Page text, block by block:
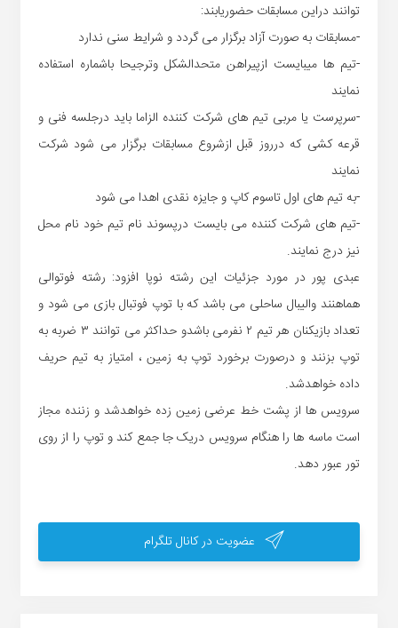
توانند دراین مسابقات حضوریابند:
-مسابقات به صورت آزاد برگزار می گردد و شرایط سنی ندارد
-تیم ها میبایست ازپیراهن متحدالشکل وترجیحا باشماره استفاده
نمایند
-سرپرست یا مربی تیم های شرکت کننده الزاما باید درجلسه فنی و
قرعه کشی که درروز قبل ازشروع مسابقات برگزار می شود شرکت
نمایند
-به تیم های اول تاسوم کاپ و جایزه نقدی اهدا می شود
-تیم های شرکت کننده می بایست درپسوند نام تیم خود نام محل
نیز درج نمایند.
عبدی پور در مورد جزئیات این رشته نوپا افزود: رشته فوتوالی
هماهنند والیبال ساحلی می باشد که با توپ فوتبال بازی می شود و
تعداد بازیکنان هر تیم ۲ نفرمی باشدو حداکثر می توانند ۳ ضربه به
توپ بزنند و درصورت برخورد توپ به زمین ، امتیاز به تیم حریف
داده خواهدشد.
سرویس ها از پشت خط عرضی زمین زده خواهدشد و زننده مجاز
است ماسه ها را هنگام سرویس دریک جا جمع کند و توپ را از روی
تور عبور دهد.
عضویت در کانال تلگرام